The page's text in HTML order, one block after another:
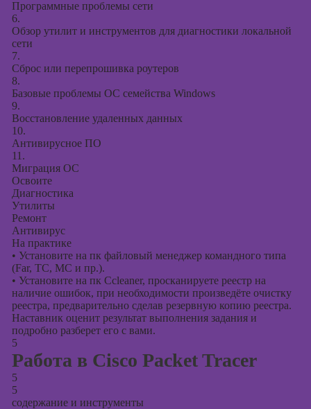
Программные проблемы сети
6.
Обзор утилит и инструментов для диагностики локальной
сети
7.
Сброс или перепрошивка роутеров
8.
Базовые проблемы ОС семейства Windows
9.
Восстановление удаленных данных
10.
Антивирусное ПО
11.
Миграция ОС
Освоите
Диагностика
Утилиты
Ремонт
Антивирус
На практике
• Установите на пк файловый менеджер командного типа
(Far, TC, MC и пр.).
• Установите на пк Ccleaner, просканируете реестр на
наличие ошибок, при необходимости произведёте очистку
реестра, предварительно сделав резервную копию реестра.
Наставник оценит результат выполнения задания и
подробно разберет его с вами.
5
Работа в Cisco Packet Tracer
5
5
содержание и инструменты